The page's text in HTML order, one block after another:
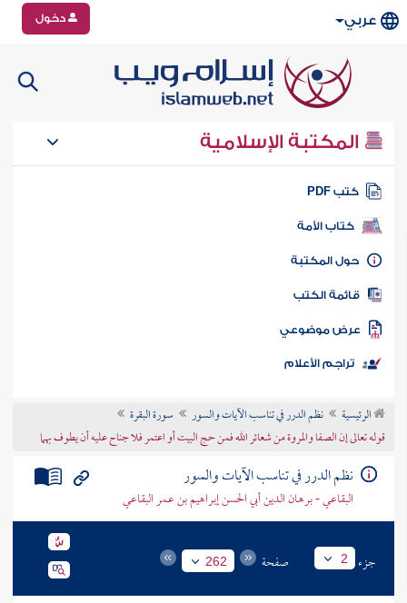
عربي دخول
المكتبة الإسلامية
كتب PDF
كتاب الأمة
المكتبة
الكتب
موضوعي
تراجم الأعلام
الرئيسية نظم الدرر في تناسب الآيات والسور
سورة البقرة
قوله تعالى إن الصفا والمروة من شعائر الله فمن حج البيت أو اعتمر فلا جناح عليه أن يطوف بهما
نظم الدرر في تناسب الآيات والسور
البقاعي - برهان الدين أبي الحسن إبراهيم بن عمر البقاعي
جزء 2 صفحة 262